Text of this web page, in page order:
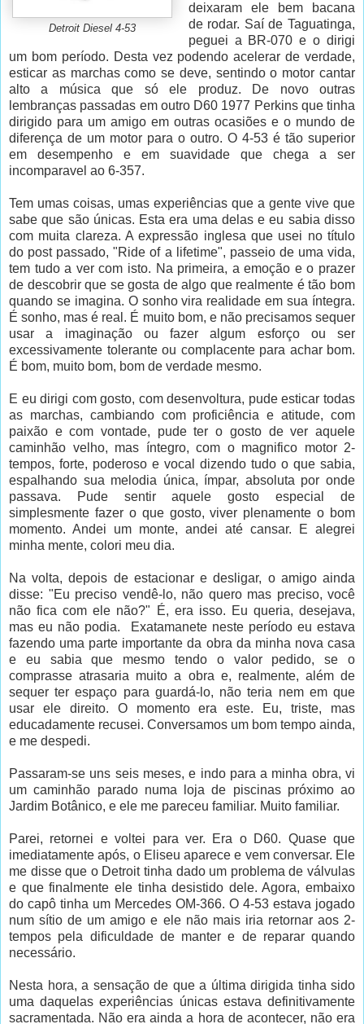
Detroit Diesel 4-53
deixaram ele bem bacana
de rodar. Saí de Taguatinga,
peguei a BR-070 e o dirigi
um bom período. Desta vez podendo acelerar de verdade,
esticar as marchas como se deve, sentindo o motor cantar
alto a música que só ele produz. De novo outras
lembranças passadas em outro D60 1977 Perkins que tinha
dirigido para um amigo em outras ocasiões e o mundo de
diferença de um motor para o outro. O 4-53 é tão superior
em desempenho e em suavidade que chega a ser
incomparavel ao 6-357.
Tem umas coisas, umas experiências que a gente vive que
sabe que são únicas. Esta era uma delas e eu sabia disso
com muita clareza. A expressão inglesa que usei no título
do post passado, "Ride of a lifetime", passeio de uma vida,
tem tudo a ver com isto. Na primeira, a emoção e o prazer
de descobrir que se gosta de algo que realmente é tão bom
quando se imagina. O sonho vira realidade em sua íntegra.
É sonho, mas é real. É muito bom, e não precisamos sequer
usar a imaginação ou fazer algum esforço ou ser
excessivamente tolerante ou complacente para achar bom.
É bom, muito bom, bom de verdade mesmo.
E eu dirigi com gosto, com desenvoltura, pude esticar todas
as marchas, cambiando com proficiência e atitude, com
paixão e com vontade, pude ter o gosto de ver aquele
caminhão velho, mas íntegro, com o magnifico motor 2-
tempos, forte, poderoso e vocal dizendo tudo o que sabia,
espalhando sua melodia única, ímpar, absoluta por onde
passava. Pude sentir aquele gosto especial de
simplesmente fazer o que gosto, viver plenamente o bom
momento. Andei um monte, andei até cansar. E alegrei
minha mente, colori meu dia.
Na volta, depois de estacionar e desligar, o amigo ainda
disse: "Eu preciso vendê-lo, não quero mas preciso, você
não fica com ele não?" É, era isso. Eu queria, desejava,
mas eu não podia. Exatamanete neste período eu estava
fazendo uma parte importante da obra da minha nova casa
e eu sabia que mesmo tendo o valor pedido, se o
comprasse atrasaria muito a obra e, realmente, além de
sequer ter espaço para guardá-lo, não teria nem em que
usar ele direito. O momento era este. Eu, triste, mas
educadamente recusei. Conversamos um bom tempo ainda,
e me despedi.
Passaram-se uns seis meses, e indo para a minha obra, vi
um caminhão parado numa loja de piscinas próximo ao
Jardim Botânico, e ele me pareceu familiar. Muito familiar.
Parei, retornei e voltei para ver. Era o D60. Quase que
imediatamente após, o Eliseu aparece e vem conversar. Ele
me disse que o Detroit tinha dado um problema de válvulas
e que finalmente ele tinha desistido dele. Agora, embaixo
do capô tinha um Mercedes OM-366. O 4-53 estava jogado
num sítio de um amigo e ele não mais iria retornar aos 2-
tempos pela dificuldade de manter e de reparar quando
necessário.
Nesta hora, a sensação de que a última dirigida tinha sido
uma daquelas experiências únicas estava definitivamente
sacramentada. Não era ainda a hora de acontecer, não era